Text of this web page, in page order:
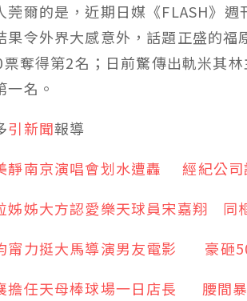
莞爾的是，近期日媒《FLASH》
果令外界大感意外，話題正盛的
票奪得第2名；日前驚傳出軌米其
一名。
引新聞報導
靜南京演唱會划水遭轟 經紀公司
姊姊大方認愛樂天球員宋嘉翔 同
甯力挺大馬導演男友電影 豪砸
擔任天母棒球場一日店長 腰間暴